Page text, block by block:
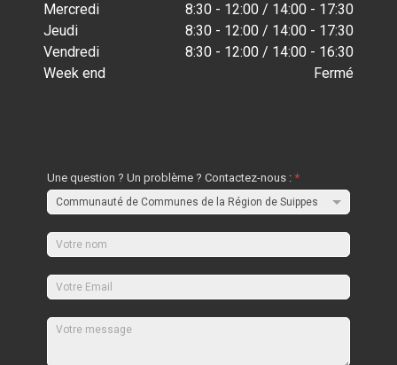
Mercredi
8:30 - 12:00 / 14:00 - 17:30
Jeudi
8:30 - 12:00 / 14:00 - 17:30
Vendredi
8:30 - 12:00 / 14:00 - 16:30
Week end
Fermé
Une question ? Un problème ? Contactez-nous :*